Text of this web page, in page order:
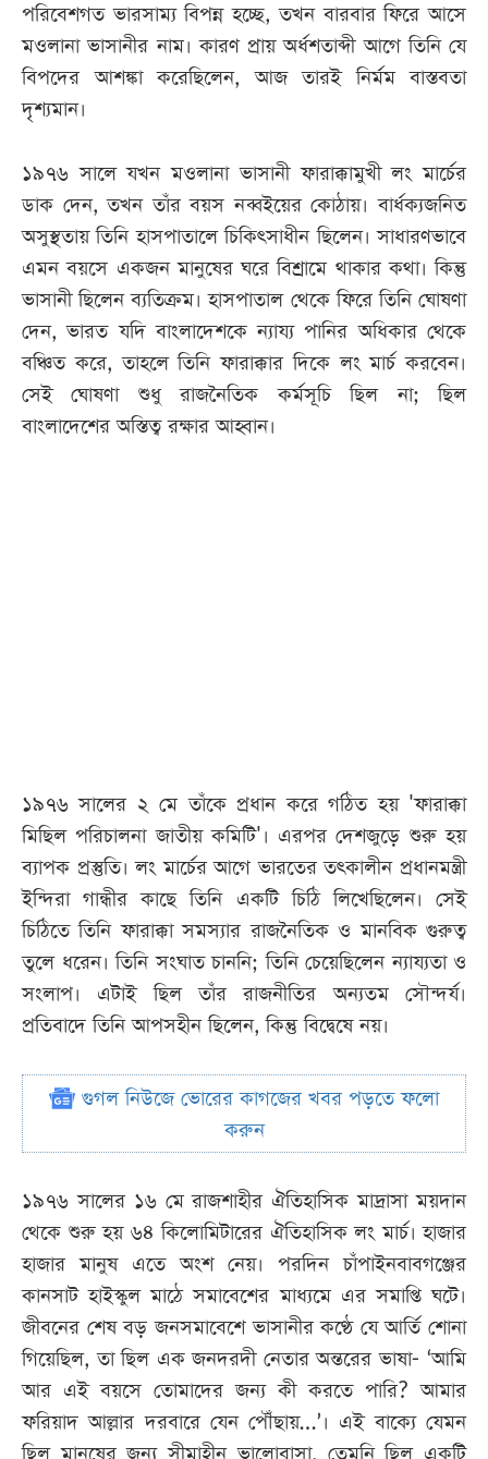
পরিবেশগত ভারসাম্য বিপন্ন হচ্ছে, তখন বারবার ফিরে আসে
মওলানা ভাসানীর নাম। কারণ প্রায় অর্ধশতাব্দী আগে তিনি যে
বিপদের আশঙ্কা করেছিলেন, আজ তারই নির্মম বাস্তবতা
দৃশ্যমান।
১৯৭৬ সালে যখন মওলানা ভাসানী ফারাক্কামুখী লং মার্চের
ডাক দেন, তখন তাঁর বয়স নব্বইয়ের কোঠায়। বার্ধক্যজনিত
অসুস্থতায় তিনি হাসপাতালে চিকিৎসাধীন ছিলেন। সাধারণভাবে
এমন বয়সে একজন মানুষের ঘরে বিশ্রামে থাকার কথা। কিন্তু
ভাসানী ছিলেন ব্যতিক্রম। হাসপাতাল থেকে ফিরে তিনি ঘোষণা
দেন, ভারত যদি বাংলাদেশকে ন্যায্য পানির অধিকার থেকে
বঞ্চিত করে, তাহলে তিনি ফারাক্কার দিকে লং মার্চ করবেন।
সেই ঘোষণা শুধু রাজনৈতিক কর্মসূচি ছিল না; ছিল
বাংলাদেশের অস্তিত্ব রক্ষার আহ্বান।
১৯৭৬ সালের ২ মে তাঁকে প্রধান করে গঠিত হয় 'ফারাক্কা
মিছিল পরিচালনা জাতীয় কমিটি'। এরপর দেশজুড়ে শুরু হয়
ব্যাপক প্রস্তুতি। লং মার্চের আগে ভারতের তৎকালীন প্রধানমন্ত্রী
ইন্দিরা গান্ধীর কাছে তিনি একটি চিঠি লিখেছিলেন। সেই
চিঠিতে তিনি ফারাক্কা সমস্যার রাজনৈতিক ও মানবিক গুরুত্ব
তুলে ধরেন। তিনি সংঘাত চাননি; তিনি চেয়েছিলেন ন্যায্যতা ও
সংলাপ। এটাই ছিল তাঁর রাজনীতির অন্যতম সৌন্দর্য।
প্রতিবাদে তিনি আপসহীন ছিলেন, কিন্তু বিদ্বেষে নয়।
গুগল নিউজে ভোরের কাগজের খবর পড়তে ফলো
করুন
১৯৭৬ সালের ১৬ মে রাজশাহীর ঐতিহাসিক মাদ্রাসা ময়দান
থেকে শুরু হয় ৬৪ কিলোমিটারের ঐতিহাসিক লং মার্চ। হাজার
হাজার মানুষ এতে অংশ নেয়। পরদিন চাঁপাইনবাবগঞ্জের
কানসাট হাইস্কুল মাঠে সমাবেশের মাধ্যমে এর সমাপ্তি ঘটে।
জীবনের শেষ বড় জনসমাবেশে ভাসানীর কণ্ঠে যে আর্তি শোনা
গিয়েছিল, তা ছিল এক জনদরদী নেতার অন্তরের ভাষা- ‘আমি
আর এই বয়সে তোমাদের জন্য কী করতে পারি? আমার
ফরিয়াদ আল্লার দরবারে যেন পৌঁছায়…’। এই বাক্যে যেমন